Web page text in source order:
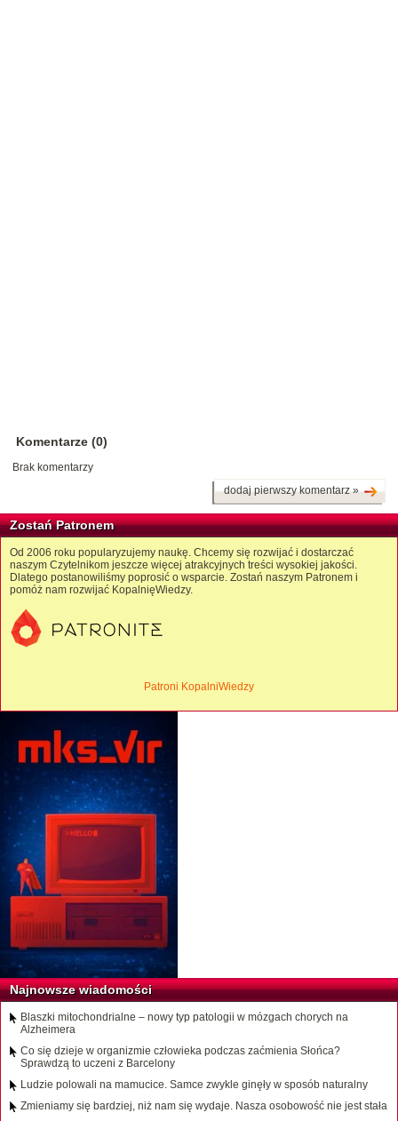
Komentarze (0)
Brak komentarzy
dodaj pierwszy komentarz »
Zostań Patronem
Od 2006 roku popularyzujemy naukę. Chcemy się rozwijać i dostarczać
naszym Czytelnikom jeszcze więcej atrakcyjnych treści wysokiej jakości.
Dlatego postanowiliśmy poprosić o wsparcie. Zostań naszym Patronem i
pomóż nam rozwijać KopalnięWiedzy.
Patroni KopalniWiedzy
Najnowsze wiadomości
Blaszki mitochondrialne – nowy typ patologii w mózgach chorych na
Alzheimera
Co się dzieje w organizmie człowieka podczas zaćmienia Słońca?
Sprawdzą to uczeni z Barcelony
Ludzie polowali na mamucice. Samce zwykle ginęły w sposób naturalny
Zmieniamy się bardziej, niż nam się wydaje. Nasza osobowość nie jest stała